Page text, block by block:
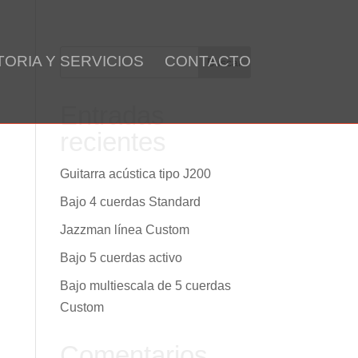
HISTORIA Y SERVICIOS CONTACTO
Entradas recientes
Bajo 4 cuerdas Standard
Jazzman línea Custom
Bajo 5 cuerdas activo
Bajo multiescala de 5 cuerdas
Custom